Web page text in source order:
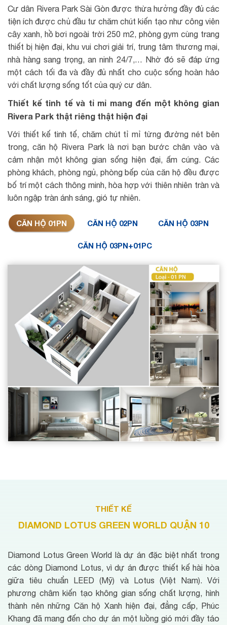
Cư dân Rivera Park Sài Gòn được thừa hưởng đầy đủ các
tiện ích được chủ đầu tư chăm chút kiến tạo như công viên
cây xanh, hồ bơi ngoài trời 250 m2, phòng gym cùng trang
thiết bị hiện đại, khu vui chơi giải trí, trung tâm thương mại,
nhà hàng sang trọng, an ninh 24/7,… Nhờ đó sẽ đáp ứng
một cách tối đa và đầy đủ nhất cho cuộc sống hoàn hảo
với chất lượng sống tốt của quý cư dân.
Thiết kế tinh tế và tỉ mỉ mang đến một không gian
Rivera Park thật riêng thật hiện đại
Với thiết kế tinh tế, chăm chút tỉ mỉ từng đường nét bên
trong, căn hộ Rivera Park là nơi bạn bước chân vào và
cảm nhận một không gian sống hiện đại, ấm cúng. Các
phòng khách, phòng ngủ, phòng bếp của căn hộ đều được
bố trí một cách thông minh, hòa hợp với thiên nhiên tràn và
luôn ngập tràn ánh sáng, gió tự nhiên.
CĂN HỘ 01PN CĂN HỘ 02PN CĂN HỘ 03PN
CĂN HỘ 03PN+01PC
THIẾT KẾ
DIAMOND LOTUS GREEN WORLD QUẬN 10
Diamond Lotus Green World là dự án đặc biệt nhất trong
các dòng Diamond Lotus, vì dự án được thiết kế hài hòa
giữa tiêu chuẩn LEED (Mỹ) và Lotus (Việt Nam). Với
phương châm kiến tạo không gian sống chất lượng, hình
thành nên những Căn hộ Xanh hiện đại, đẳng cấp, Phúc
Khang đã mang đến cho dự án một luồng gió mới đầy táo